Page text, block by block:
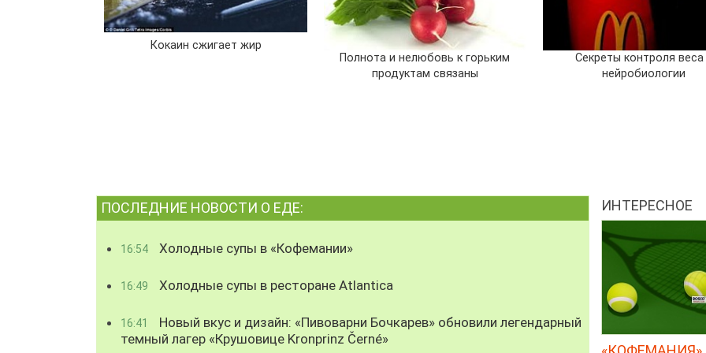
Кокаин сжигает жир
Полнота и нелюбовь к горьким
продуктам связаны
Секреты контроля веса
нейробиологии
ПОСЛЕДНИЕ НОВОСТИ О ЕДЕ:
16:54 Холодные супы в «Кофемании»
16:49 Холодные супы в ресторане Atlantica
16:41
Новый вкус и дизайн: «Пивоварни Бочкарев» обновили легендарный
темный лагер «Крушовице Kronprinz Černé»
ИНТЕРЕСНОЕ